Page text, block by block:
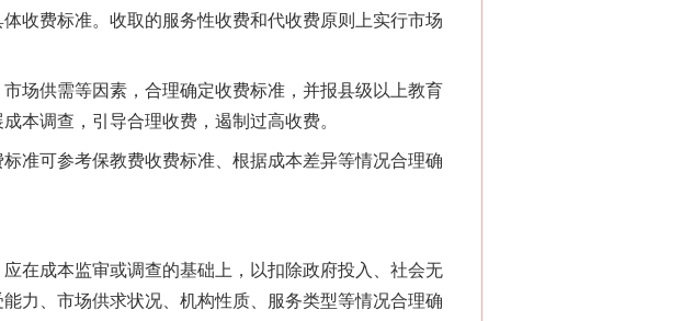
收费标准。收取的服务性收费和代收费原则上实行市场
供需等因素，合理确定收费标准，并报县级以上教育
本调查，引导合理收费，遏制过高收费。
可参考保教费收费标准、根据成本差异等情况合理确
成本监审或调查的基础上，以扣除政府投入、社会无
力、市场供求状况、机构性质、服务类型等情况合理确